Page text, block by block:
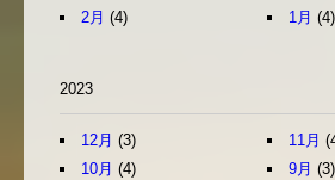
2月 (4) 1月 (4)
2023
12月 (3) 11月
10月 (4) 9月 (3)